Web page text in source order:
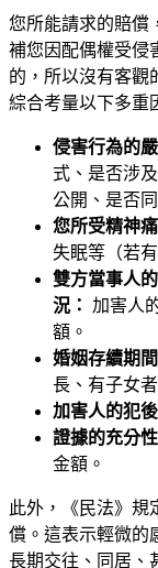
您所能請求的賠償
補您因配偶權受侵
的，所以沒有客觀
綜合考量以下多重
侵害行為的
式、是否涉
公開、是否
您所受精神
失眠等（若
雙方當事人
況： 加害人
額。
婚姻存續期
長、有子女
加害人的犯後
證據的充分性
金額。
此外，《民法》規
償。這表示輕微的
長期交往、同居、